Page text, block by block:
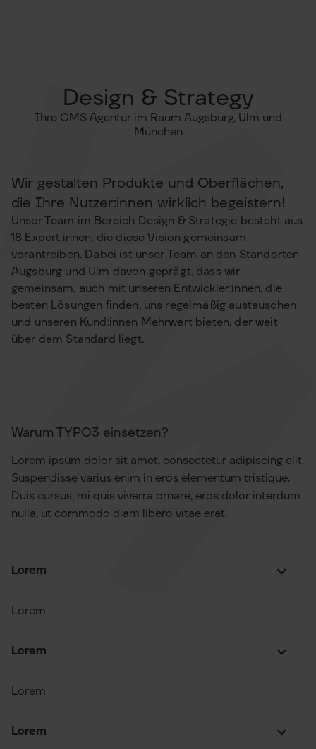
Design & Strategy
Ihre CMS Agentur im Raum Augsburg, Ulm und
München
Wir gestalten Produkte und Oberflächen,
die Ihre Nutzer:innen wirklich begeistern!
Unser Team im Bereich Design & Strategie besteht aus
18 Expert:innen, die diese Vision gemeinsam
vorantreiben. Dabei ist unser Team an den Standorten
Augsburg und Ulm davon geprägt, dass wir
gemeinsam, auch mit unseren Entwickler:innen, die
besten Lösungen finden, uns regelmäßig austauschen
und unseren Kund:innen Mehrwert bieten, der weit
über dem Standard liegt.
Warum TYPO3 einsetzen?
Lorem ipsum dolor sit amet, consectetur adipiscing elit.
Suspendisse varius enim in eros elementum tristique.
Duis cursus, mi quis viverra ornare, eros dolor interdum
nulla, ut commodo diam libero vitae erat.
Lorem
Lorem
Lorem
Lorem
Lorem